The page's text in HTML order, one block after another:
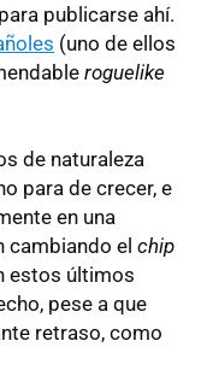
publicarse ahí.
(uno de ellos
roguelike
de naturaleza
para de crecer, e
en una
cambiando el chip
estos últimos
pese a que
retraso, como